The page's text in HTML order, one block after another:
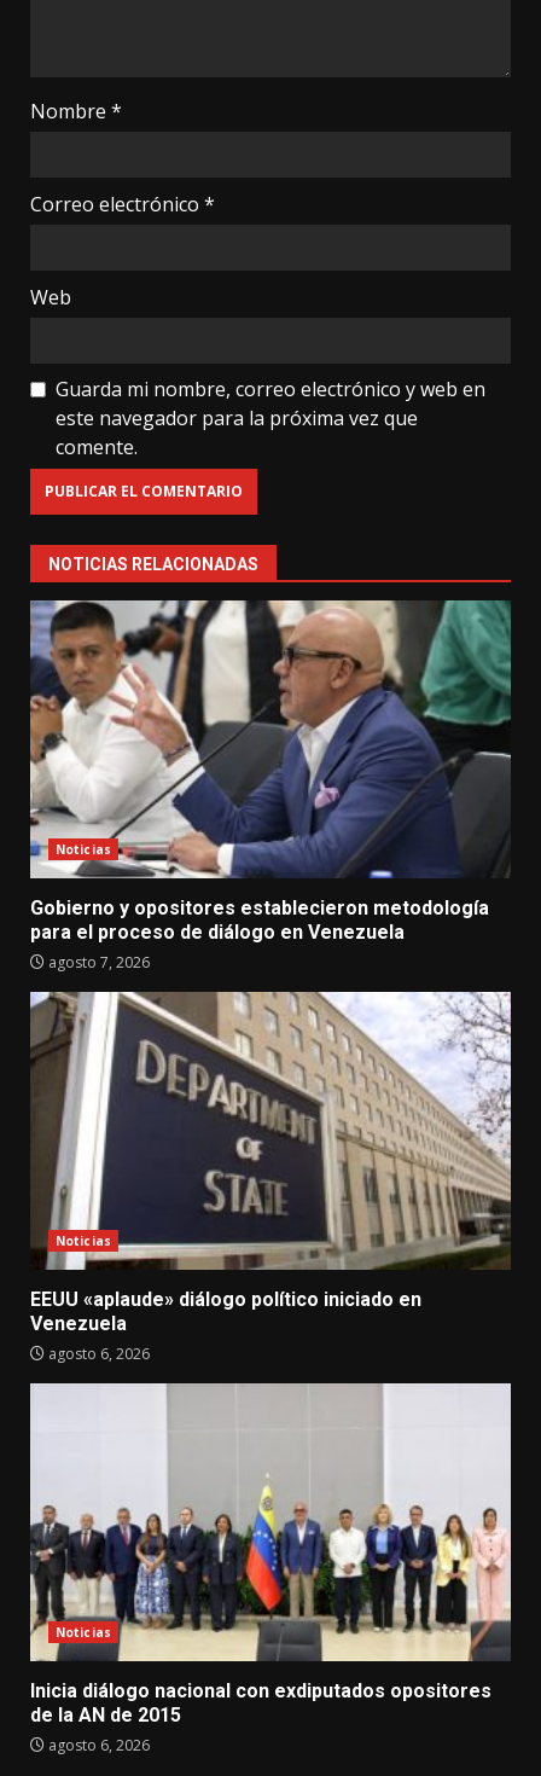
Nombre *
Correo electrónico *
Web
Guarda mi nombre, correo electrónico y web en
este navegador para la próxima vez que
comente.
NOTICIAS RELACIONADAS
Noticias
Gobierno y opositores establecieron metodología
para el proceso de diálogo en Venezuela
agosto 7, 2026
Noticias
EEUU «aplaude» diálogo político iniciado en
Venezuela
agosto 6, 2026
Noticias
Inicia diálogo nacional con exdiputados opositores
de la AN de 2015
agosto 6, 2026